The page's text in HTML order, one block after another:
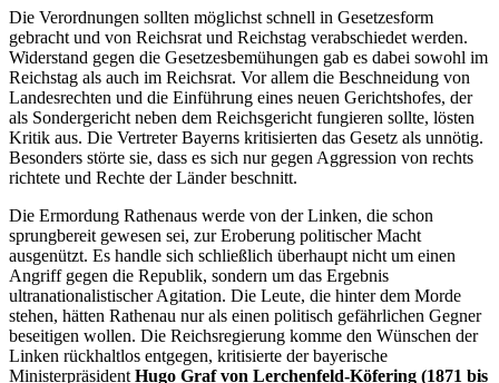
Die Verordnungen sollten möglichst schnell in Gesetzesform
gebracht und von Reichsrat und Reichstag verabschiedet werden.
Widerstand gegen die Gesetzesbemühungen gab es dabei sowohl im
Reichstag als auch im Reichsrat. Vor allem die Beschneidung von
Landesrechten und die Einführung eines neuen Gerichtshofes, der
als Sondergericht neben dem Reichsgericht fungieren sollte, lösten
Kritik aus. Die Vertreter Bayerns kritisierten das Gesetz als unnötig.
Besonders störte sie, dass es sich nur gegen Aggression von rechts
richtete und Rechte der Länder beschnitt.
Die Ermordung Rathenaus werde von der Linken, die schon
sprungbereit gewesen sei, zur Eroberung politischer Macht
ausgenützt. Es handle sich schließlich überhaupt nicht um einen
Angriff gegen die Republik, sondern um das Ergebnis
ultranationalistischer Agitation. Die Leute, die hinter dem Morde
stehen, hätten Rathenau nur als einen politisch gefährlichen Gegner
beseitigen wollen. Die Reichsregierung komme den Wünschen der
Linken rückhaltlos entgegen, kritisierte der bayerische
Ministerpräsident Hugo Graf von Lerchenfeld-Köfering (1871 bis